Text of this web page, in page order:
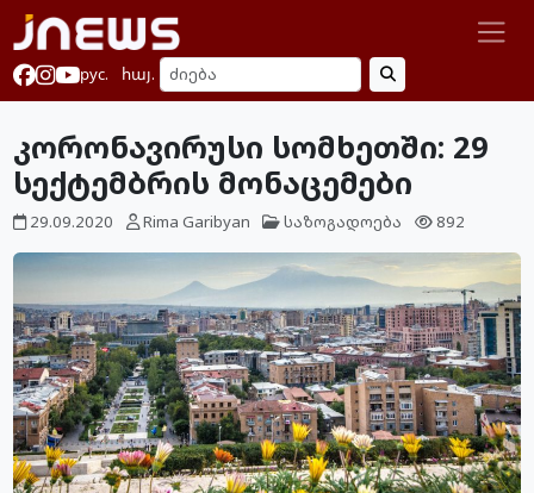
рус. հայ.
კორონავირუსი სომხეთში: 29
სექტემბრის მონაცემები
29.09.2020 Rima Garibyan საზოგადოება 892